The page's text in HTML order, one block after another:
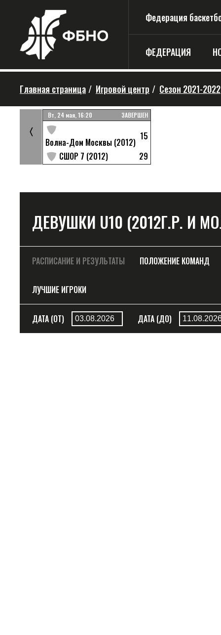
Федерация
ФЕДЕРАЦИЯ
Главная страница / Игровой центр / Сезон 2021-2022
24
Вт, 24 мая, 16:20 ЗАВЕРШЕН
Волна-Дом Москвы (2012)
15
СШОР 7 (2012)
29
〈
ДЕВУШКИ U10 (2012Г.Р. И
РАСПИСАНИЕ И РЕЗУЛЬТАТЫ ПОЛОЖЕНИЕ КОМАНД
ЛУЧШИЕ ИГРОКИ
ДАТА (ОТ) ДАТА (ДО)